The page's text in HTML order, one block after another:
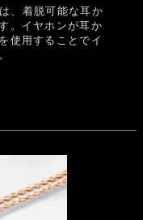
、着脱可能な耳か
。イヤホンが耳か
使用することでイ